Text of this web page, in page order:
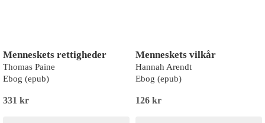
Menneskets rettigheder
Thomas Paine
Ebog (epub)
331 kr
Menneskets vilkår
Hannah Arendt
Ebog (epub)
126 kr